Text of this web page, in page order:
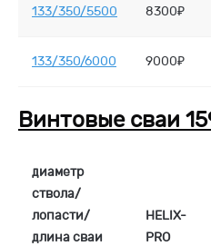
133/350/5500 8300₽
133/350/6000 9000₽
Винтовые сваи
диаметр
ствола/
лопасти/
длина сваи
HELIX-
PRO